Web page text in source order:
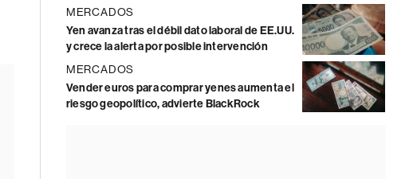
MERCADOS
Yen avanza tras el débil dato laboral de EE.UU.
y crece la alerta por posible intervención
MERCADOS
Vender euros para comprar yenes aumenta el
riesgo geopolítico, advierte BlackRock